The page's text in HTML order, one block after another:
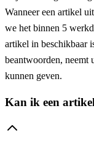
Wanneer een artikel
we het binnen 5
artikel in beschikbaar
beantwoorden, neemt
kunnen geven.
Kan ik een